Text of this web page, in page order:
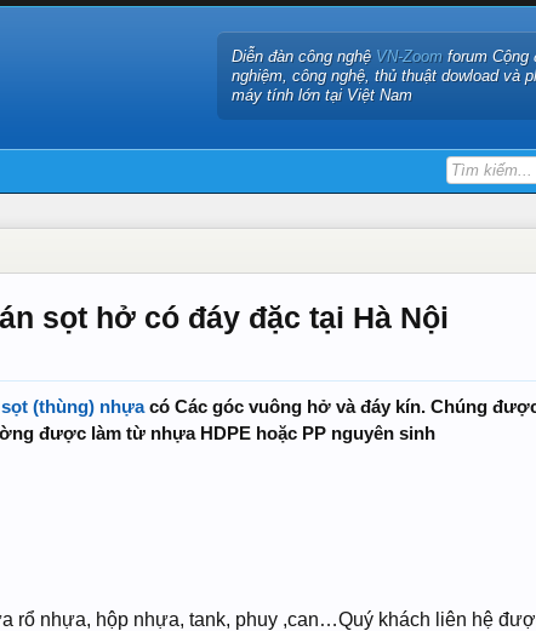
Diễn đàn công nghệ VN-Zoom forum Cộng
nghiệm, công nghệ, thủ thuật dowload và
máy tính lớn tại Việt Nam
sọt hở có đáy đặc tại Hà Nội
(thùng) nhựacó Các góc vuông hở và đáy kín. Chúng
được làm từ nhựa HDPE hoặc PP nguyên sinh
rổ nhựa, hộp nhựa, tank, phuy ,can…Quý khách liên hệ